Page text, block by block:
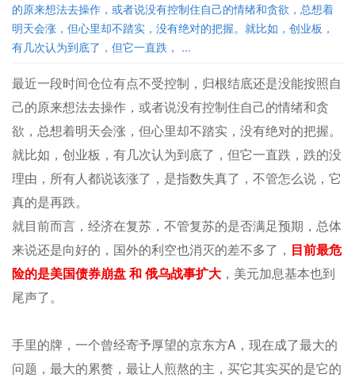
的原来想法去操作，或者说没有控制住自己的情绪和贪欲，总想着
明天会涨，但心里却不踏实，没有绝对的把握。就比如，创业板，
有几次认为到底了，但它一直跌， ...
最近一段时间仓位有点不受控制，归根结底还是没能按照自
己的原来想法去操作，或者说没有控制住自己的情绪和贪
欲，总想着明天会涨，但心里却不踏实，没有绝对的把握。
就比如，创业板，有几次认为到底了，但它一直跌，跌的没
理由，所有人都说该涨了，是指数失真了，不管怎么说，它
真的是再跌。
就目前而言，经济在复苏，不管复苏的是否满足预期，总体
来说还是向好的，国外的利空也消灭的差不多了， 目前最危
险的是美国债券崩盘 和 俄乌战事扩大 ，美元加息基本也到
尾声了。
手里的牌，一个曾经寄予厚望的京东方A，现在成了最大的
问题，最大的累赘，最让人煎熬的主，买它其实买的是它的